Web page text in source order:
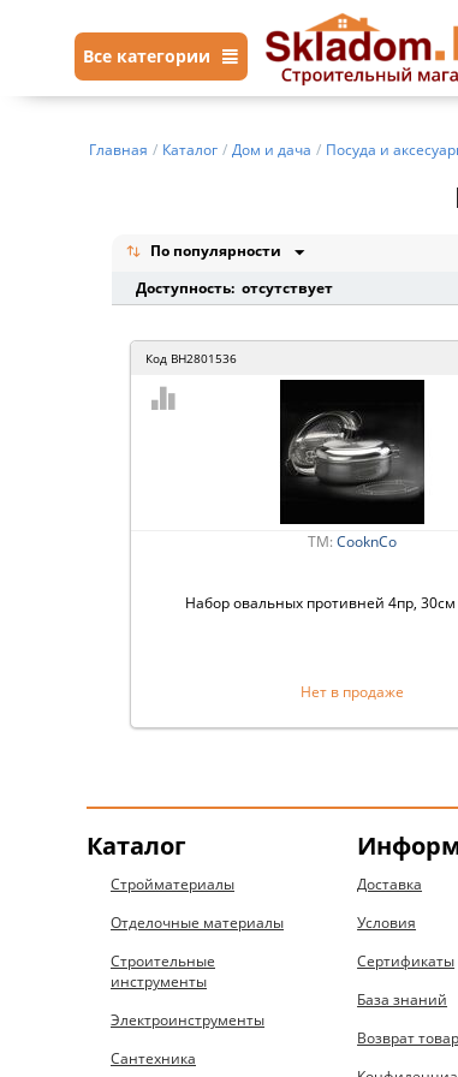
Все категории
Главная / Каталог / Дом и дача / Посуда и
По популярности
Доступность: отсутствует
Код BH2801536
ТМ: CooknCo
Набор овальных противней 4пр, 30см
Нет в продаже
Каталог
Стройматериалы
Отделочные материалы
Строительные
инструменты
Электроинструменты
Сантехника
Доставка
Условия
Сертификаты
База знаний
Возврат